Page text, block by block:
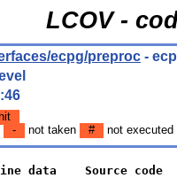
LCOV -
ecpg/preproc -
- not taken # not executed
data    Source code